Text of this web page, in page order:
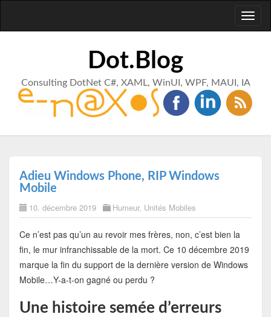
Dot.Blog
Consulting DotNet C#, XAML, WinUI, WPF, MAUI, IA
Adieu Windows Phone, RIP Windows
Mobile
10. décembre 2019 Humeur, Unités Mobiles
Ce n’est pas qu’un au revoir mes frères, non, c’est bien la
fin, le mur infranchissable de la mort. Ce 10 décembre 2019
marque la fin du support de la dernière version de Windows
Mobile…Y-a-t-on gagné ou perdu ?
Une histoire semée d’erreurs